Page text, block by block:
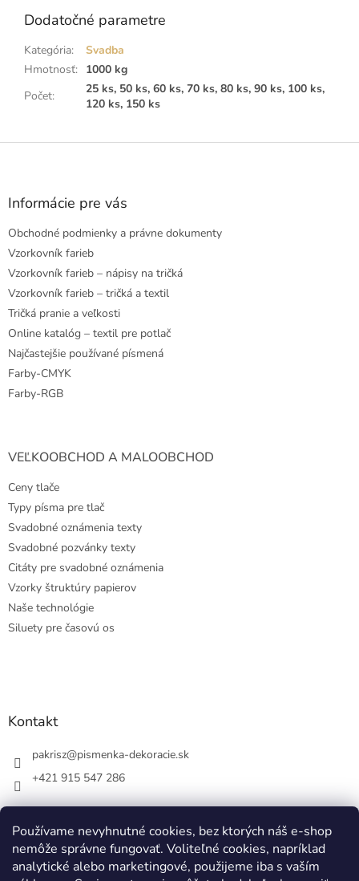
Používame nevyhnutné cookies, bez ktorých náš e-shop
nemôže správne fungovať. Voliteľné cookies, napríklad
analytické alebo marketingové, použijeme iba s vaším
Dodatočné parametre
Kategória:
Svadba
Hmotnosť: 1000 kg
Počet:
25 ks, 50 ks, 60 ks, 70 ks, 80 ks, 90 ks, 100 ks,
120 ks, 150 ks
Z
Informácie pre vás
Obchodné podmienky a právne dokumenty
Vzorkovník farieb
Vzorkovník farieb – nápisy na tričká
Vzorkovník farieb – tričká a textil
Tričká pranie a veľkosti
Online katalóg – textil pre potlač
Najčastejšie používané písmená
Farby-CMYK
Farby-RGB
VEĽKOOBCHOD A MALOOBCHOD
Ceny tlače
Typy písma pre tlač
Svadobné oznámenia texty
Svadobné pozvánky texty
Citáty pre svadobné oznámenia
Vzorky štruktúry papierov
Naše technológie
Siluety pre časovú os
Kontakt
pakrisz@pismenka-dekoracie.sk
+421 915 547 286
Facebook